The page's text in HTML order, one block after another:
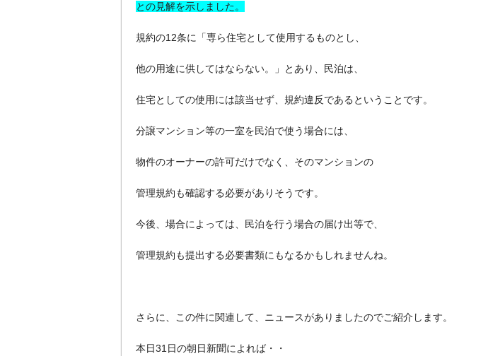
との見解を示しました。
規約の12条に「専ら住宅として使用するものとし、
他の用途に供してはならない。」とあり、民泊は、
住宅としての使用には該当せず、規約違反であるということです。
分譲マンション等の一室を民泊で使う場合には、
物件のオーナーの許可だけでなく、そのマンションの
管理規約も確認する必要がありそうです。
今後、場合によっては、民泊を行う場合の届け出等で、
管理規約も提出する必要書類にもなるかもしれませんね。
さらに、この件に関連して、ニュースがありましたのでご紹介します。
本日31日の朝日新聞によれば・・